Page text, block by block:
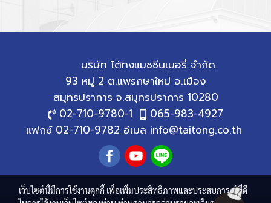
บริษัท ไต้ทงแมชชีนเนอรี่ จำกัด
93 หมู่ 2 ต.แพรกษาใหม่ อ.เมือง
สมุทรปราการ จ.สมุทรปราการ 10280
02-710-9780-1
065-983-4927
แฟกซ์ 02-710-9782 อีเมล info@taitong.co.th
เว็บไซต์นี้มีการใช้งานคุกกี้ เพื่อเพิ่มประสิทธิภาพและประสบการณ์ที่ดี